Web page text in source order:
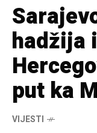
hadžija
put ka
VIJESTI